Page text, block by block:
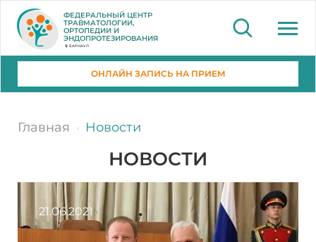
ФЕДЕРАЛЬНЫЙ ЦЕНТР
ТРАВМАТОЛОГИИ,
ОРТОПЕДИИ И
ЭНДОПРОТЕЗИРОВАНИЯ
БАРНАУЛ
ОНЛАЙН ЗАПИСЬ НА ПРИЕМ
Главная Новости
НОВОСТИ
21.06.2021